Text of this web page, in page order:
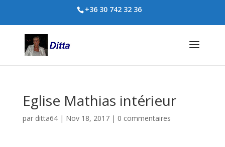
+36 30 742 32 36
Eglise Mathias intérieur
par ditta64| Nov 18, 2017| 0 commentaires